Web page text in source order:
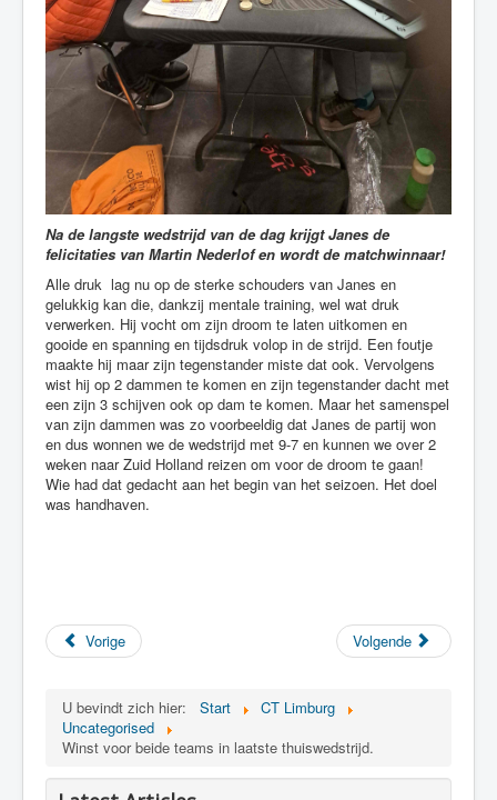
Na de langste wedstrijd van de dag krijgt Janes de
felicitaties van Martin Nederlof en wordt de matchwinnaar!
Alle druk lag nu op de sterke schouders van Janes en
gelukkig kan die, dankzij mentale training, wel wat druk
verwerken. Hij vocht om zijn droom te laten uitkomen en
gooide en spanning en tijdsdruk volop in de strijd. Een foutje
maakte hij maar zijn tegenstander miste dat ook. Vervolgens
wist hij op 2 dammen te komen en zijn tegenstander dacht met
een zijn 3 schijven ook op dam te komen. Maar het samenspel
van zijn dammen was zo voorbeeldig dat Janes de partij won
en dus wonnen we de wedstrijd met 9-7 en kunnen we over 2
weken naar Zuid Holland reizen om voor de droom te gaan!
Wie had dat gedacht aan het begin van het seizoen. Het doel
was handhaven.
Vorige Volgende
U bevindt zich hier: Start
CT Limburg
Uncategorised
Winst voor beide teams in laatste thuiswedstrijd.